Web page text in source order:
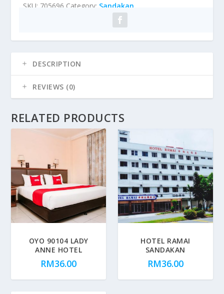
SKU: 705696 Category: Sandakan
DESCRIPTION
REVIEWS (0)
RELATED PRODUCTS
OYO 90104 LADY
ANNE HOTEL
RM36.00
HOTEL RAMAI
SANDAKAN
RM36.00